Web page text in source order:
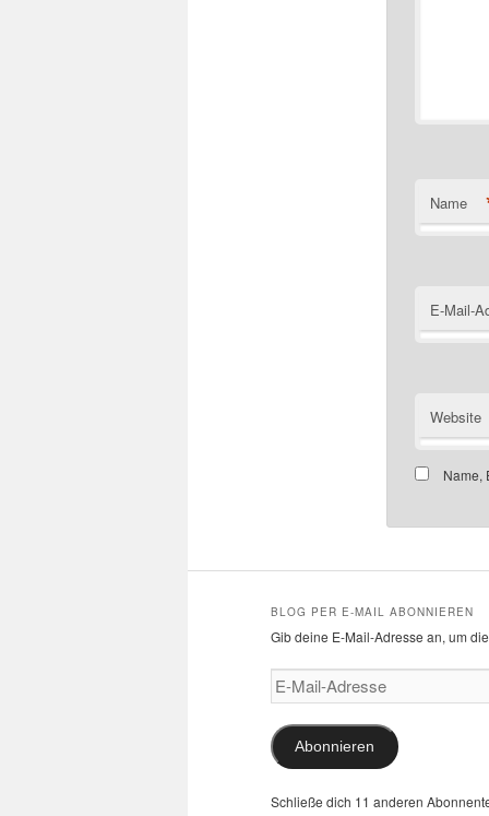
Name
E-Mail-
Website
Name,
BLOG PER E-MAIL ABONNIEREN
Gib deine E-Mail-Adresse an, um
E-
Mail-
Abonnieren
Schließe dich 11 anderen